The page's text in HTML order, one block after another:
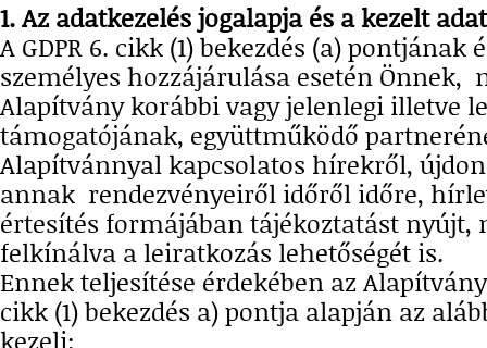
1. Az adatkezelés jogalapja és a kezelt
A GDPR 6. cikk (1) bekezdés (a) pontjának
személyes hozzájárulása esetén Önnek,
Alapítvány korábbi vagy jelenlegi illetve
támogatójának, együttműködő
Alapítvánnyal kapcsolatos hírekről,
annak rendezvényeiről időről időre,
értesítés formájában tájékoztatást nyújt,
felkínálva a leiratkozás lehetőségét is.
Ennek teljesítése érdekében az Alapítvány
cikk (1) bekezdés a) pontja alapján az
kezeli: